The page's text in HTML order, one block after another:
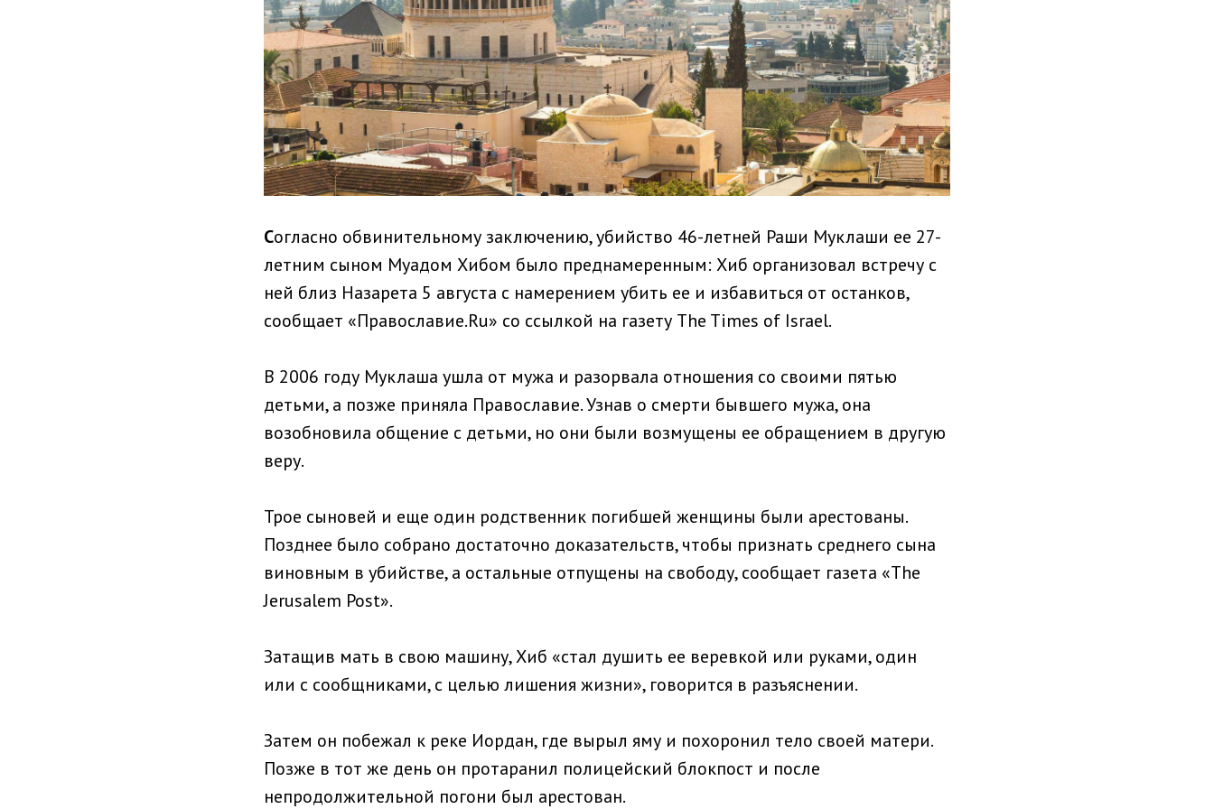
Согласно обвинительному заключению, убийство 46-летней Раши Муклаши ее 27-
летним сыном Муадом Хибом было преднамеренным: Хиб организовал встречу с
ней близ Назарета 5 августа с намерением убить ее и избавиться от останков,
сообщает «Православие.Ru» со ссылкой на газету The Times of Israel.
В 2006 году Муклаша ушла от мужа и разорвала отношения со своими пятью
детьми, а позже приняла Православие. Узнав о смерти бывшего мужа, она
возобновила общение с детьми, но они были возмущены ее обращением в другую
веру.
Трое сыновей и еще один родственник погибшей женщины были арестованы.
Позднее было собрано достаточно доказательств, чтобы признать среднего сына
виновным в убийстве, а остальные отпущены на свободу, сообщает газета «The
Jerusalem Post».
Затащив мать в свою машину, Хиб «стал душить ее веревкой или руками, один
или с сообщниками, с целью лишения жизни», говорится в разъяснении.
Затем он побежал к реке Иордан, где вырыл яму и похоронил тело своей матери.
Позже в тот же день он протаранил полицейский блокпост и после
непродолжительной погони был арестован.